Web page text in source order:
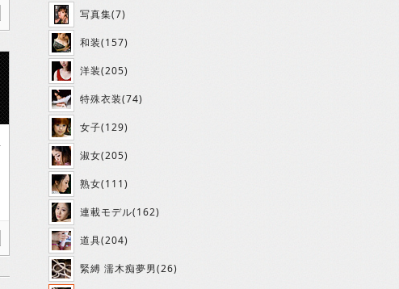
写真集(7)
和装(157)
洋装(205)
特殊衣装(74)
女子(129)
淑女(205)
熟女(111)
連載モデル(162)
道具(204)
緊縛 濡木痴夢男(26)